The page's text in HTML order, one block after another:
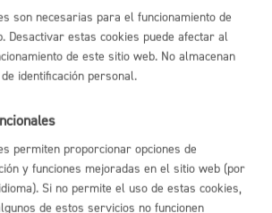
PRESENCIAL
TELÉFONO
MÁQUINA
Online con certificado electrónico
ONLINE
PRESENCIAL
TELÉFONO
son necesarias para el funcionamiento de
Desactivar estas cookies puede afectar al
de este sitio web. No almacenan
identificación personal.
permiten proporcionar opciones de
y funciones mejoradas en el sitio web (por
Si no permite el uso de estas cookies,
de estos servicios no funcionen